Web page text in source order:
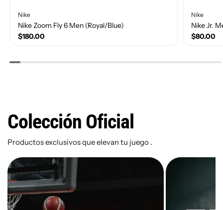
10 10.5 11 11.5
Nike
Nike Zoom Fly 6 Men (Royal/Blue)
$180.00
Nike
Nike Jr.
$80.00
Colección Oficial
Productos exclusivos que elevan tu juego .